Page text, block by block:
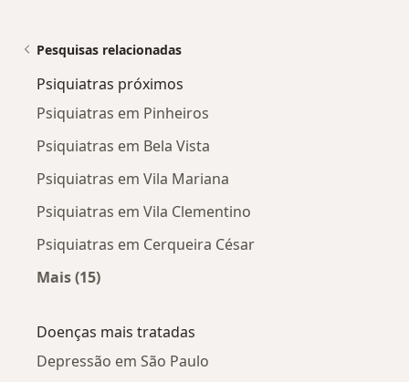
Pesquisas relacionadas
Psiquiatras próximos
Psiquiatras em Pinheiros
Psiquiatras em Bela Vista
Psiquiatras em Vila Mariana
Psiquiatras em Vila Clementino
Psiquiatras em Cerqueira César
Mais (15)
Doenças mais tratadas
Depressão em São Paulo